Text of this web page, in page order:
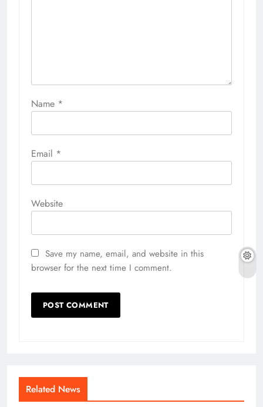
Name *
Email *
Website
Save my name, email, and website in this
browser for the next time I comment.
Related News